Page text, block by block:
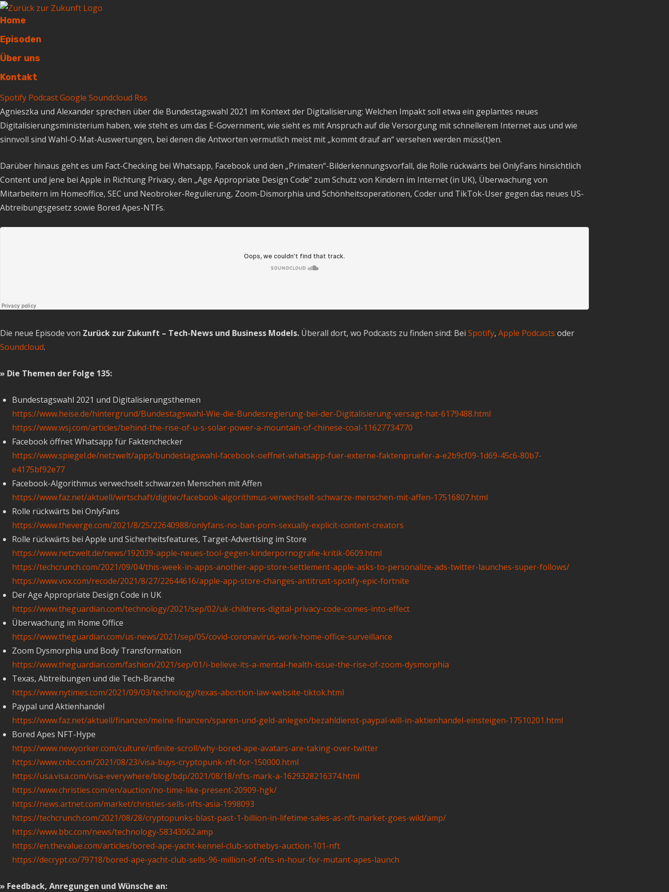
Home
Episoden
Über uns
Kontakt
Spotify PodcastGoogle Soundcloud Rss
Agnieszka und Alexander sprechen über die Bundestagswahl 2021 im Kontext der Digitalisierung: Welchen Impakt soll etwa ein geplantes neues
Digitalisierungsministerium haben, wie steht es um das E-Government, wie sieht es mit Anspruch auf die Versorgung mit schnellerem Internet aus und wie
sinnvoll sind Wahl-O-Mat-Auswertungen, bei denen die Antworten vermutlich meist mit „kommt drauf an“ versehen werden müss(t)en.
Darüber hinaus geht es um Fact-Checking bei Whatsapp, Facebook und den „Primaten“-Bilderkennungsvorfall, die Rolle rückwärts bei OnlyFans hinsichtlich
Content und jene bei Apple in Richtung Privacy, den „Age Appropriate Design Code“ zum Schutz von Kindern im Internet (in UK), Überwachung von
Mitarbeitern im Homeoffice, SEC und Neobroker-Regulierung, Zoom-Dismorphia und Schönheitsoperationen, Coder und TikTok-User gegen das neues US-
Abtreibungsgesetz sowie Bored Apes-NTFs.
Die neue Episode von Zurück zur Zukunft – Tech-News und Business Models. Überall dort, wo Podcasts zu finden sind: Bei Spotify, Apple Podcasts oder
Soundcloud.
» Die Themen der Folge 135:
Bundestagswahl 2021 und Digitalisierungsthemen
https://www.heise.de/hintergrund/Bundestagswahl-Wie-die-Bundesregierung-bei-der-Digitalisierung-versagt-hat-6179488.html
https://www.wsj.com/articles/behind-the-rise-of-u-s-solar-power-a-mountain-of-chinese-coal-11627734770
Facebook öffnet Whatsapp für Faktenchecker
https://www.spiegel.de/netzwelt/apps/bundestagswahl-facebook-oeffnet-whatsapp-fuer-externe-faktenpruefer-a-e2b9cf09-1d69-45c6-80b7-
e4175bf92e77
Facebook-Algorithmus verwechselt schwarzen Menschen mit Affen
https://www.faz.net/aktuell/wirtschaft/digitec/facebook-algorithmus-verwechselt-schwarze-menschen-mit-affen-17516807.html
Rolle rückwärts bei OnlyFans
https://www.theverge.com/2021/8/25/22640988/onlyfans-no-ban-porn-sexually-explicit-content-creators
Rolle rückwärts bei Apple und Sicherheitsfeatures, Target-Advertising im Store
https://www.netzwelt.de/news/192039-apple-neues-tool-gegen-kinderpornografie-kritik-0609.html
https://techcrunch.com/2021/09/04/this-week-in-apps-another-app-store-settlement-apple-asks-to-personalize-ads-twitter-launches-super-follows/
https://www.vox.com/recode/2021/8/27/22644616/apple-app-store-changes-antitrust-spotify-epic-fortnite
Der Age Appropriate Design Code in UK
https://www.theguardian.com/technology/2021/sep/02/uk-childrens-digital-privacy-code-comes-into-effect
Überwachung im Home Office
https://www.theguardian.com/us-news/2021/sep/05/covid-coronavirus-work-home-office-surveillance
Zoom Dysmorphia und Body Transformation
https://www.theguardian.com/fashion/2021/sep/01/i-believe-its-a-mental-health-issue-the-rise-of-zoom-dysmorphia
Texas, Abtreibungen und die Tech-Branche
https://www.nytimes.com/2021/09/03/technology/texas-abortion-law-website-tiktok.html
Paypal und Aktienhandel
https://www.faz.net/aktuell/finanzen/meine-finanzen/sparen-und-geld-anlegen/bezahldienst-paypal-will-in-aktienhandel-einsteigen-17510201.html
Bored Apes NFT-Hype
https://www.newyorker.com/culture/infinite-scroll/why-bored-ape-avatars-are-taking-over-twitter
https://www.cnbc.com/2021/08/23/visa-buys-cryptopunk-nft-for-150000.html
https://usa.visa.com/visa-everywhere/blog/bdp/2021/08/18/nfts-mark-a-1629328216374.html
https://www.christies.com/en/auction/no-time-like-present-20909-hgk/
https://news.artnet.com/market/christies-sells-nfts-asia-1998093
https://techcrunch.com/2021/08/28/cryptopunks-blast-past-1-billion-in-lifetime-sales-as-nft-market-goes-wild/amp/
https://www.bbc.com/news/technology-58343062.amp
https://en.thevalue.com/articles/bored-ape-yacht-kennel-club-sothebys-auction-101-nft
https://decrypt.co/79718/bored-ape-yacht-club-sells-96-million-of-nfts-in-hour-for-mutant-apes-launch
» Feedback, Anregungen und Wünsche an: